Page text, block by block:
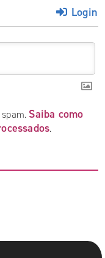
Login
Saiba como
.